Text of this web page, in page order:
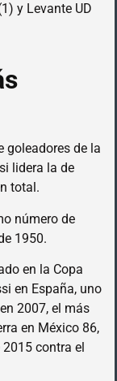
y Levante UD
goleadores de la
lidera la de
total.
número de
1950.
en la Copa
en España, uno
2007, el más
en México 86,
contra el